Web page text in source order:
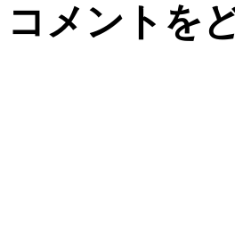
コメントを